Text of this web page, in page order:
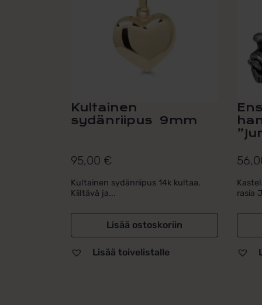
Kultainen
sydänriipus 9mm
95,00 €
Kultainen sydänriipus 14k kultaa.
Kiiltävä ja...
Lisää ostoskoriin
Lisää toivelistalle
rasia